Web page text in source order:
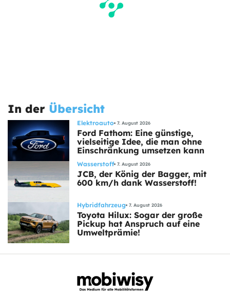
In der Übersicht
Elektroauto 7. August 2026
Ford Fathom: Eine günstige,
vielseitige Idee, die man ohne
Einschränkung umsetzen kann
Wasserstoff 7. August 2026
JCB, der König der Bagger, mit
600 km/h dank Wasserstoff!
Hybridfahrzeug 7. August 2026
Toyota Hilux: Sogar der große
Pickup hat Anspruch auf eine
Umweltprämie!